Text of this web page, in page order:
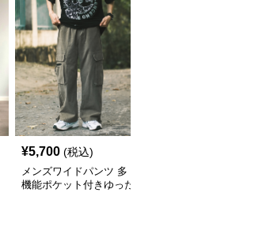
¥5,700 (税込)
メンズワイドパンツ 多
機能ポケット付きゆった